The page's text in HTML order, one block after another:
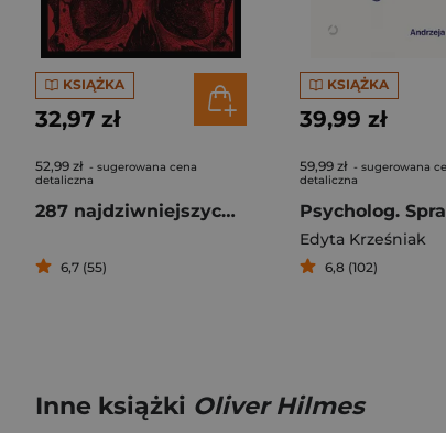
KSIĄŻKA
32,97 zł
52,99 zł - sugerowana cena
detaliczna
287 najdziwniejszych faktów o seryjnych mordercach
6,7 (55)
KSIĄŻKA
39,99 zł
59,99 zł - sugerowana
detaliczna
Edyta Krześniak
6,8 (102)
Inne książki Oliver Hilmes